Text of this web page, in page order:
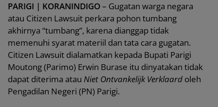
PARIGI | KORANINDIGO– Gugatan warga negara
atau Citizen Lawsuit perkara pohon tumbang
akhirnya “tumbang”, karena dianggap tidak
memenuhi syarat materiil dan tata cara gugatan.
Citizen Lawsuit dialamatkan kepada Bupati Parigi
Moutong (Parimo) Erwin Burase itu dinyatakan tidak
dapat diterima atau Niet Ontvankelijk Verklaard oleh
Pengadilan Negeri (PN) Parigi.